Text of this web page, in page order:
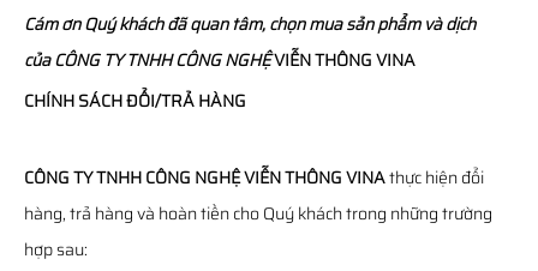
Cám ơn Quý khách đã quan tâm, chọn mua sản phẩm và dịch
củaCÔNG TY TNHH CÔNG NGHỆVIỄN THÔNGVINA
CHÍNH SÁCH ĐỔI/TRẢ HÀNG
CÔNG TY TNHH CÔNG NGHỆ VIỄN THÔNG VINAthực hiện đổi
hàng, trả hàng và hoàn tiền cho Quý khách trong những trường
hợp sau: